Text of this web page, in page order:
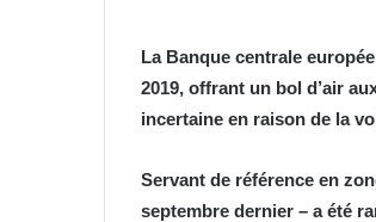
La Banque centrale
2019, offrant un bol d’air
incertaine en raison de la
Servant de référence en
septembre dernier – a été